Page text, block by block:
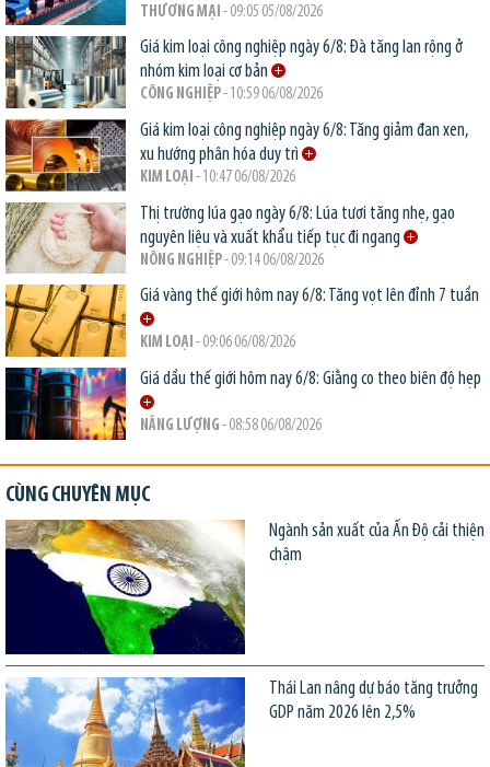
THƯƠNG MẠI - 09:05 05/08/2026
Giá kim loại công nghiệp ngày 6/8: Đà tăng lan rộng ở
nhóm kim loại cơ bản
CÔNG NGHIỆP- 10:59 06/08/2026
Giá kim loại công nghiệp ngày 6/8: Tăng giảm đan xen,
xu hướng phân hóa duy trì
KIM LOẠI - 10:47 06/08/2026
Thị trường lúa gạo ngày 6/8: Lúa tươi tăng nhẹ, gạo
nguyên liệu và xuất khẩu tiếp tục đi ngang
NÔNG NGHIỆP- 09:14 06/08/2026
Giá vàng thế giới hôm nay 6/8: Tăng vọt lên đỉnh 7 tuần
KIM LOẠI - 09:06 06/08/2026
Giá dầu thế giới hôm nay 6/8: Giằng co theo biên độ hẹp
NĂNG LƯỢNG - 08:58 06/08/2026
CÙNG CHUYÊN MỤC
Ngành sản xuất của Ấn Độ cải thiện
chậm
Thái Lan nâng dự báo tăng trưởng
GDP năm 2026 lên 2,5%